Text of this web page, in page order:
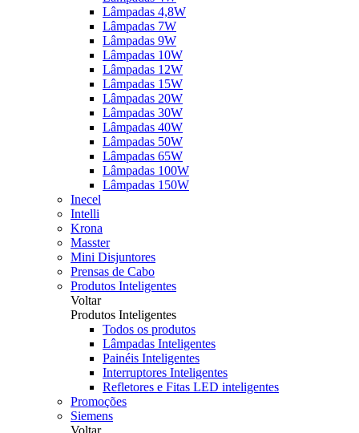
Lâmpadas 4,8W
Lâmpadas 7W
Lâmpadas 9W
Lâmpadas 10W
Lâmpadas 12W
Lâmpadas 15W
Lâmpadas 20W
Lâmpadas 30W
Lâmpadas 40W
Lâmpadas 50W
Lâmpadas 65W
Lâmpadas 100W
Lâmpadas 150W
Inecel
Intelli
Krona
Masster
Mini Disjuntores
Prensas de Cabo
Produtos Inteligentes
Voltar
Produtos Inteligentes
Todos os produtos
Lâmpadas Inteligentes
Painéis Inteligentes
Interruptores Inteligentes
Refletores e Fitas LED inteligentes
Promoções
Siemens
Voltar